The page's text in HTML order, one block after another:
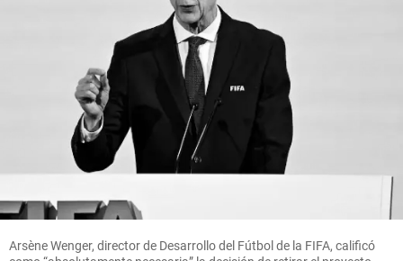
Arsène Wenger, director de Desarrollo del Fútbol de la FIFA, calificó